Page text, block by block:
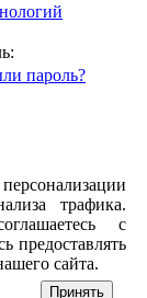
пароль?
трафика.
с
предоставлять
сайта.
Принять